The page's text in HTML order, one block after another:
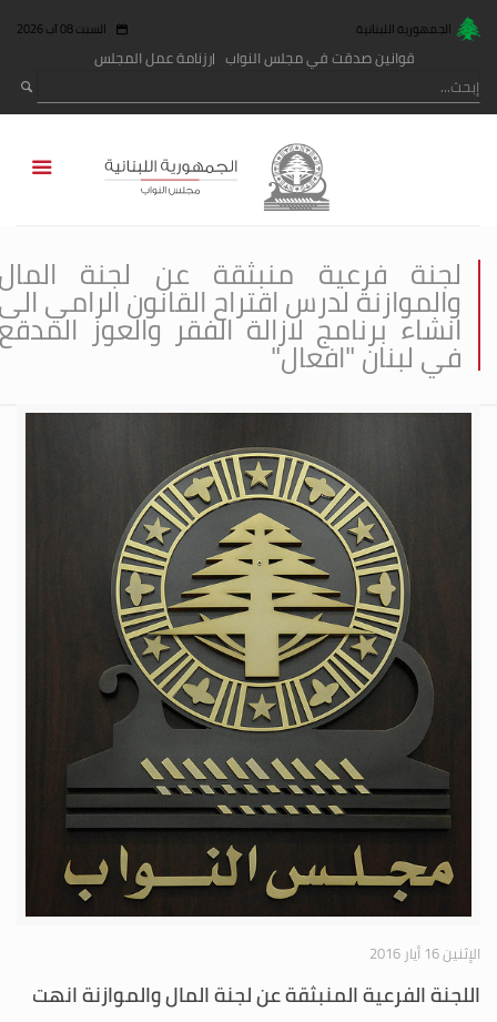
الجمهورية اللبنانية السبت 08 آب 2026
قوانين صدقت في مجلس النواب رزنامة عمل المجلس
لجنة فرعية منبثقة عن لجنة
والموازنة لدرس اقتراح القانون الرامي
انشاء برنامج لازالة الفقر والعوز
في لبنان "افعال"
الإثنين 16 أيار 2016
اللجنة الفرعية المنبثقة عن لجنة المال والموازنة انهت